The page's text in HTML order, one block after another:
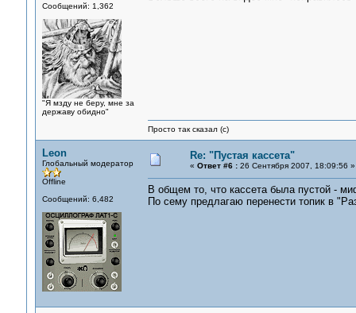
Сообщений: 1,362
"Я мзду не беру, мне за
державу обидно"
Просто так сказал (с)
Leon
Глобальный модератор
Offline
Сообщений: 6,482
Re: "Пустая кассета"
« Ответ #6 :26 Сентября 2007, 18:09:56 »
В общем то, что кассета была пустой -
По сему предлагаю перенести топик в